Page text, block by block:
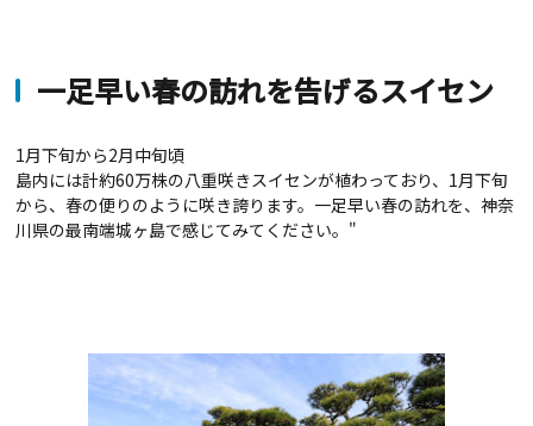
一足早い春の訪れを告げるスイセン
1月下旬から2月中旬頃
島内には計約60万株の八重咲きスイセンが植わっており、1月下旬
から、春の便りのように咲き誇ります。一足早い春の訪れを、神奈
川県の最南端城ヶ島で感じてみてください。"